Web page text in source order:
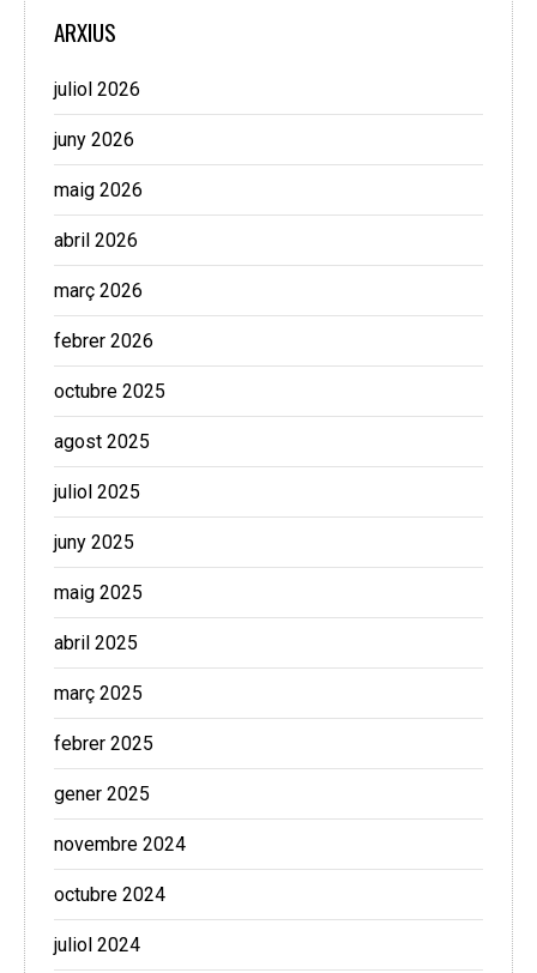
ARXIUS
juliol 2026
juny 2026
maig 2026
abril 2026
març 2026
febrer 2026
octubre 2025
agost 2025
juliol 2025
juny 2025
maig 2025
abril 2025
març 2025
febrer 2025
gener 2025
novembre 2024
octubre 2024
juliol 2024